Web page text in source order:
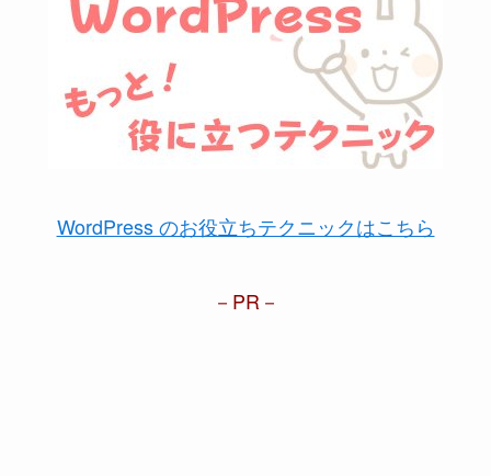
WordPress のお役立ちテクニックはこちら
PR